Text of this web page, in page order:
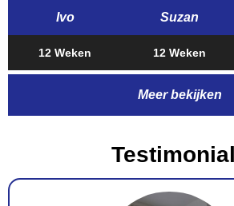
Ivo
12 Weken
Suzan
12 Weken
Meer bekijken